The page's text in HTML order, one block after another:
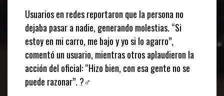
Usuarios en redes reportaron que la persona no
dejaba pasar a nadie, generando molestias. “Si
estoy en mi carro, me bajo y yo si lo agarro”,
comentó un usuario, mientras otros aplaudieron la
acción del oficial: “Hizo bien, con esa gente no se
puede razonar”. ?‍♂️